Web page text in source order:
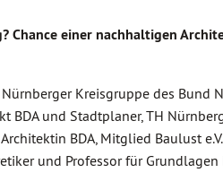
Chance einer nachhaltigen
Kreisgruppe des Bund
BDA und Stadtplaner, TH
BDA, Mitglied Baulust e.V.
und Professor für